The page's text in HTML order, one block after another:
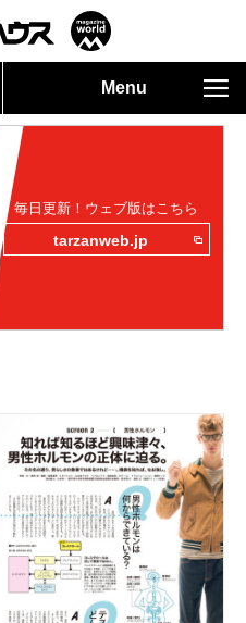
Menu
毎日更新！ウェブ版はこちら
tarzanweb.jp